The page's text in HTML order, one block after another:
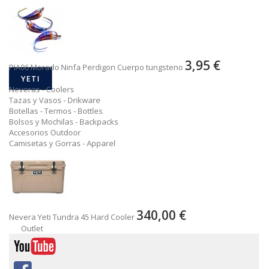
PIA06 Morado Ninfa Perdigon Cuerpo tungsteno 3,95 €
YETI
Neveras - Coolers
Tazas y Vasos - Drikware
Botellas - Termos - Bottles
Bolsos y Mochilas - Backpacks
Accesorios Outdoor
Camisetas y Gorras - Apparel
Nevera Yeti Tundra 45 Hard Cooler 340,00 €
Outlet